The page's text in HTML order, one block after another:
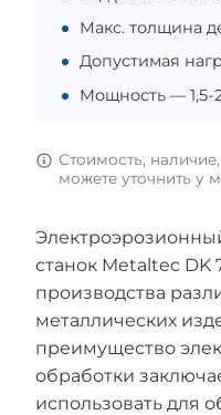
Макс. толщина
Допустимая
Мощность — 1,5-
Стоимость,
можете уточнить у
станок Metaltec
производства
металлических
преимущество
обработки
использовать для